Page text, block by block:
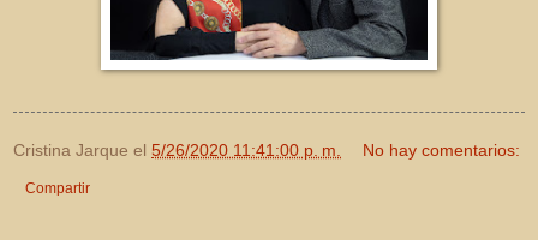
Cristina Jarque el 5/26/2020 11:41:00 p. m. No hay comentarios:
Compartir